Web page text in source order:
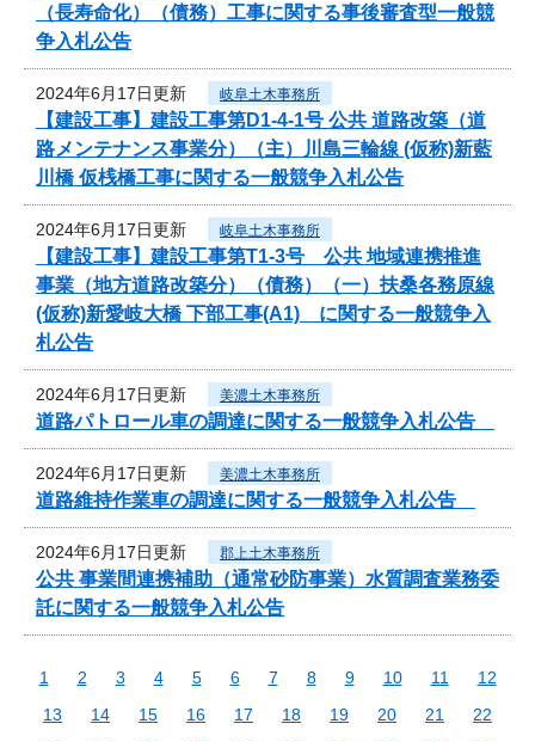
（長寿命化）（債務）工事に関する事後審査型一般競
争入札公告
2024年6月17日更新 岐阜土木事務所
【建設工事】建設工事第D1-4-1号 公共 道路改築（道
路メンテナンス事業分）（主）川島三輪線 (仮称)新藍
川橋 仮桟橋工事に関する一般競争入札公告
2024年6月17日更新 岐阜土木事務所
【建設工事】建設工事第T1-3号 公共 地域連携推進
事業（地方道路改築分）（債務）（一）扶桑各務原線
(仮称)新愛岐大橋 下部工事(A1) に関する一般競争入
札公告
2024年6月17日更新 美濃土木事務所
道路パトロール車の調達に関する一般競争入札公告
2024年6月17日更新 美濃土木事務所
道路維持作業車の調達に関する一般競争入札公告
2024年6月17日更新 郡上土木事務所
公共 事業間連携補助（通常砂防事業）水質調査業務委
託に関する一般競争入札公告
1 2 3 4 5 6 7 8 9 10 11
12
13
14 15 16 17 18 19 20 21
22